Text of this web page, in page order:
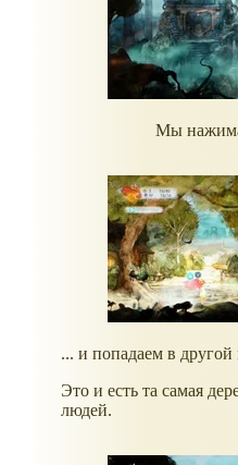
Мы
... и попадаем в другой
Это и есть та самая
людей.